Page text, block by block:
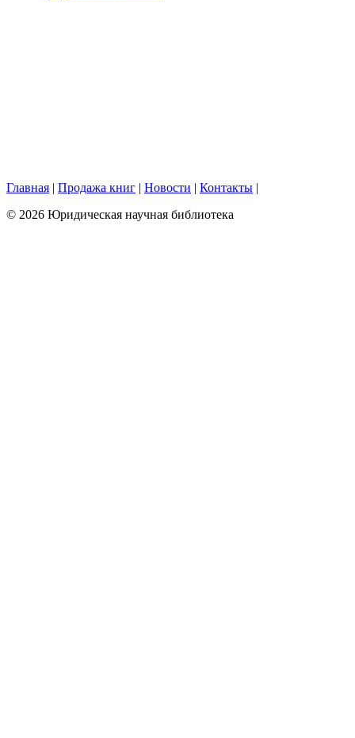
Главная | Продажа книг | Новости | Контакты |
© 2026 Юридическая научная библиотека